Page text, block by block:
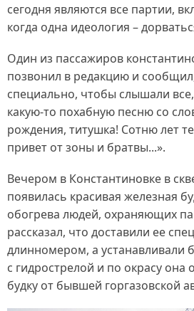
сегодня являются все партии,
когда одна идеология –
Один из пассажиров
позвонил в редакцию и
специально, чтобы слышали
какую-то похабную песню со
рождения, титушка! Сотню лет
привет от зоны и братвы...».
Вечером в Константиновке в
появилась красивая железная
обогрева людей, охраняющих
рассказал, что доставили ее
длинномером, а устанавливали
с гидрострелой и по окрасу она
будку от бывшей горгазовской